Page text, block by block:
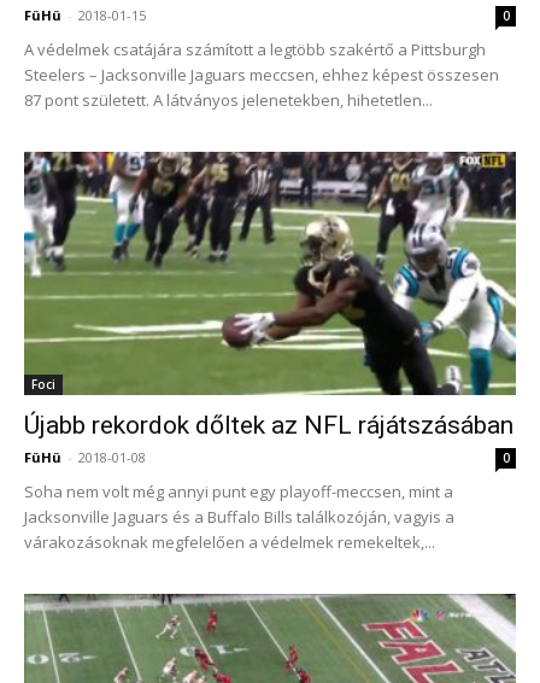
FüHü - 2018-01-15 0
A védelmek csatájára számított a legtöbb szakértő a Pittsburgh
Steelers – Jacksonville Jaguars meccsen, ehhez képest összesen
87 pont született. A látványos jelenetekben, hihetetlen...
Foci
Újabb rekordok dőltek az NFL rájátszásában
FüHü - 2018-01-08 0
Soha nem volt még annyi punt egy playoff-meccsen, mint a
Jacksonville Jaguars és a Buffalo Bills találkozóján, vagyis a
várakozásoknak megfelelően a védelmek remekeltek,...